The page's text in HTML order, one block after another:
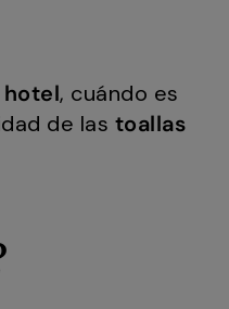
, cuándo es
de las toallas